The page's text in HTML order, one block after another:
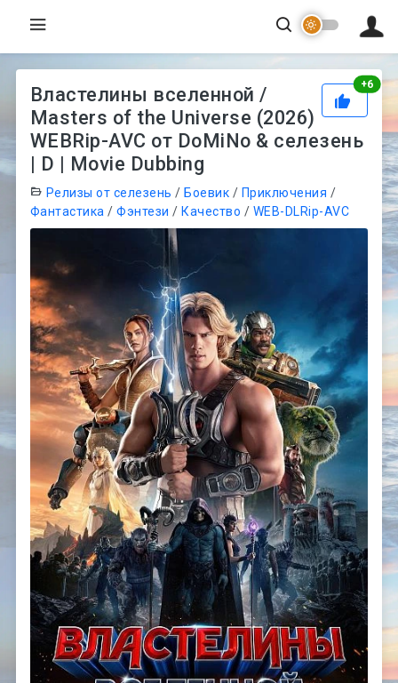
+6
Властелины вселенной /
Masters of the Universe (2026)
WEBRip-AVC от DoMiNo & селезень
| D | Movie Dubbing
Релизы от селезень /Боевик / Приключения /
Фантастика /Фэнтези /Качество / WEB-DLRip-AVC